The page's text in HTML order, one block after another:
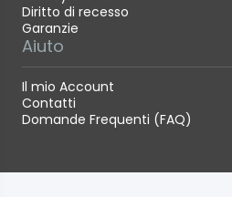
Diritto di recesso
Garanzie
Aiuto
Il mio Account
Contatti
Domande Frequenti (FAQ)